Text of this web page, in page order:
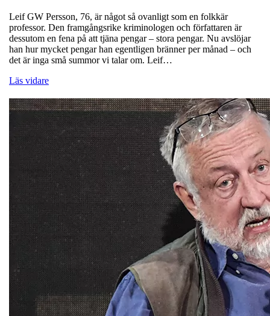
Leif GW Persson, 76, är något så ovanligt som en folkkär
professor. Den framgångsrike kriminologen och författaren är
dessutom en fena på att tjäna pengar – stora pengar. Nu avslöjar
han hur mycket pengar han egentligen bränner per månad – och
det är inga små summor vi talar om. Leif…
Läs vidare